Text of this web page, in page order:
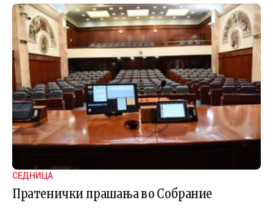
СЕДНИЦА
Пратенички прашања во Собрание